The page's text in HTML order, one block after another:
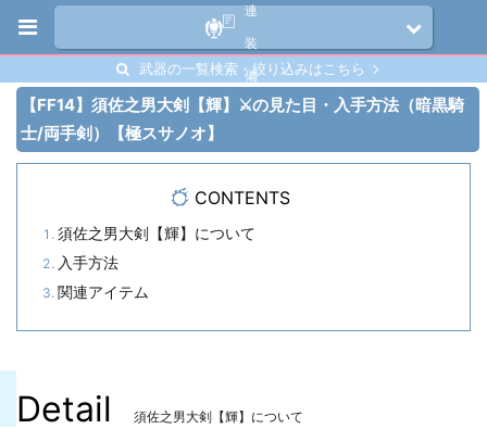
連
装
備
武器の一覧検索・絞り込みはこちら
【FF14】須佐之男大剣【輝】⚔️の見た目・入手方法（暗黒騎
士/両手剣）【極スサノオ】
CONTENTS
須佐之男大剣【輝】について
入手方法
関連アイテム
Detail 須佐之男大剣【輝】について